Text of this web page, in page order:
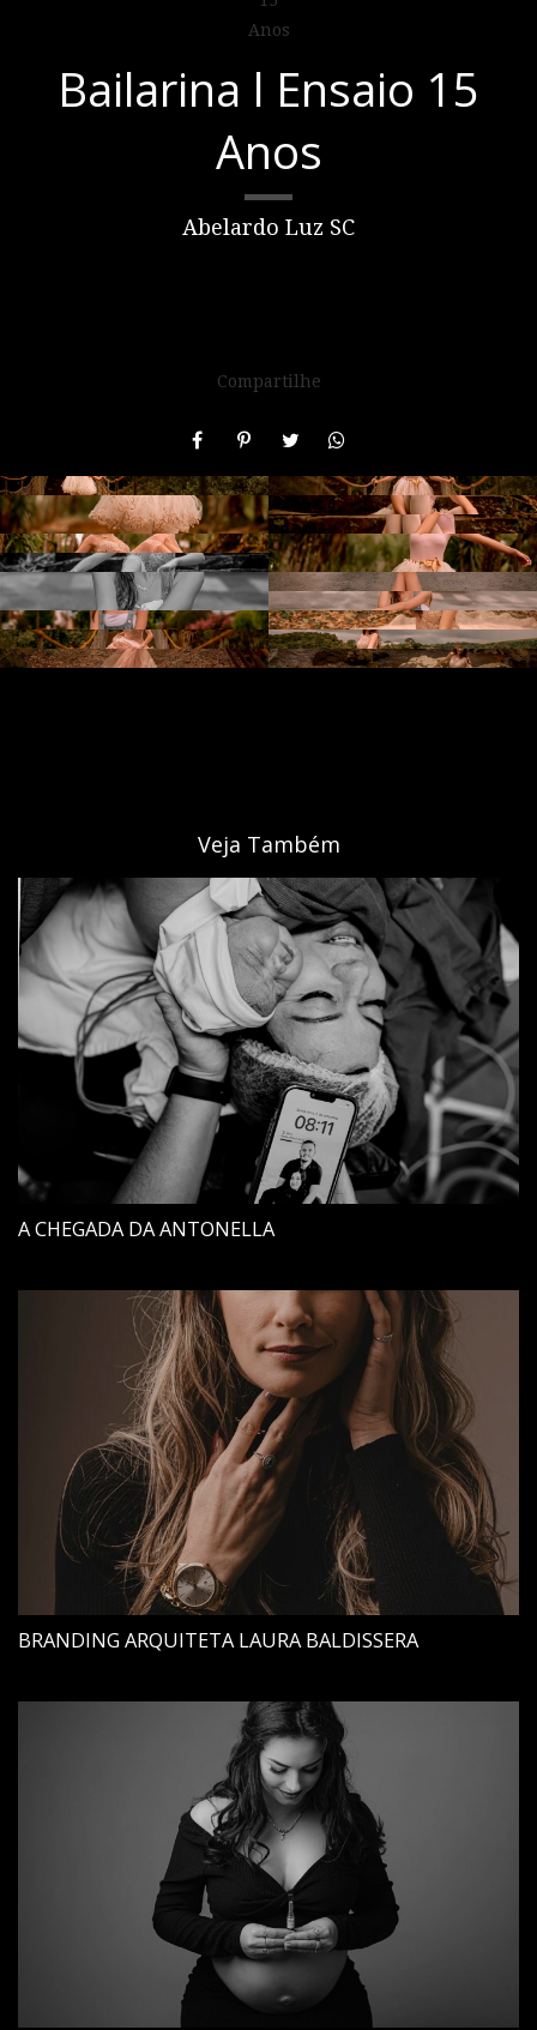
Bailarina l Ensaio 15
Anos
Abelardo Luz SC
Compartilhe
Veja Também
A CHEGADA DA ANTONELLA
BRANDING ARQUITETA LAURA BALDISSERA